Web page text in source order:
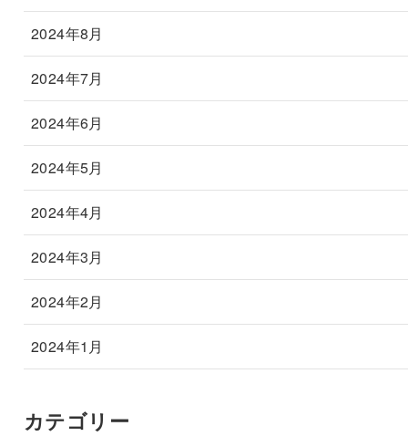
2024年8月
2024年7月
2024年6月
2024年5月
2024年4月
2024年3月
2024年2月
2024年1月
カテゴリー